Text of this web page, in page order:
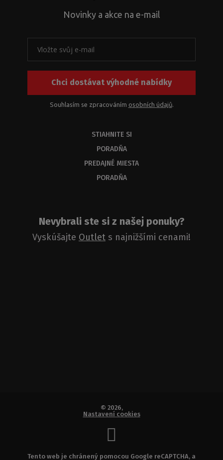
Novinky a akce na e-mail
Chci dostávat výhodné nabídky
Souhlasím se zpracováním osobních údajů.
STIAHNITE SI
PORADŇA
PREDAJNÉ MIESTA
PORADŇA
Nevybrali ste si z našej ponuky?
Vyskúšajte Outlet s najnižšími cenami!
© 2026,
Nastavení cookies
Tento web je chránený pomocou Google reCAPTCHA, a